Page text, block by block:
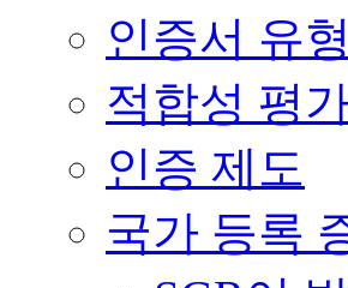
인증서 유형
적합성 평
인증 제도
국가 등록